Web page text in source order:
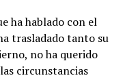
ha hablado con el
trasladado tanto su
no ha querido
circunstancias